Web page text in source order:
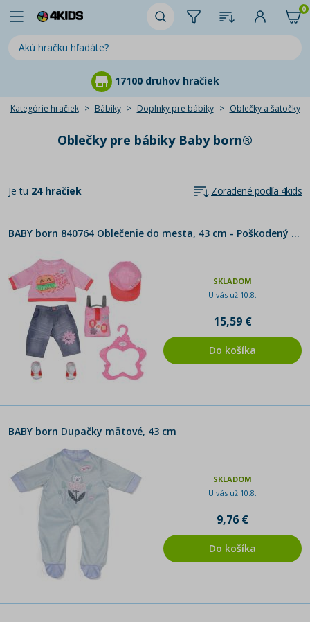
0
17100 druhov hračiek
Kategórie hračiek Bábiky Doplnky pre bábiky Oblečky a šatočky
Oblečky pre bábiky Baby born®
Je tu 24 hračiek Zoradené podľa 4kids
BABY born 840764 Oblečenie do mesta, 43 cm - Poškodený obal
SKLADOM
U vás už 10.8.
15,59 €
Do košíka
BABY born Dupačky mätové, 43 cm
SKLADOM
U vás už 10.8.
9,76 €
Do košíka